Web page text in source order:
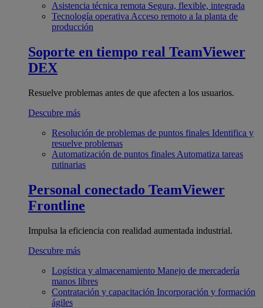
Asistencia técnica remota Segura, flexible, integrada
Tecnología operativa Acceso remoto a la planta de
producción
Soporte en tiempo real TeamViewer
DEX
Resuelve problemas antes de que afecten a los usuarios.
Descubre más
Resolución de problemas de puntos finales Identifica y
resuelve problemas
Automatización de puntos finales Automatiza tareas
rutinarias
Personal conectado TeamViewer
Frontline
Impulsa la eficiencia con realidad aumentada industrial.
Descubre más
Logística y almacenamiento Manejo de mercadería
manos libres
Contratación y capacitación Incorporación y formación
ágiles